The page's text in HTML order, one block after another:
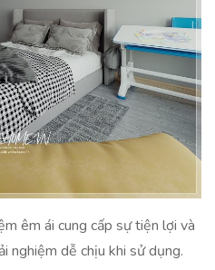
êm ái cung cấp sự tiện lợi và
nghiệm dễ chịu khi sử dụng.